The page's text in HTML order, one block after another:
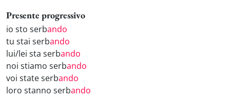
Presente progressivo
io sto serbando
tu stai serbando
lui/lei sta serbando
noi stiamo serbando
voi state serbando
loro stanno serbando